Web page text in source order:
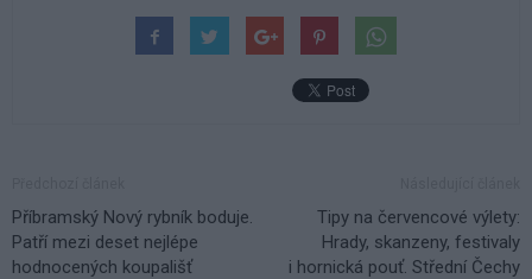
Příbramský Nový rybník boduje.
Patří mezi deset nejlépe
hodnocených koupališť
Tipy na červencové výlety:
Hrady, skanzeny, festivaly
i hornická pouť. Střední Čechy